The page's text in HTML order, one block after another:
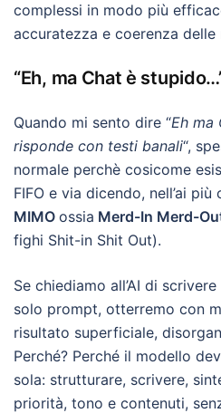
complessi in modo più
accuratezza e coerenza delle
“Eh, ma Chat è
Quando mi sento dire “Eh ma
risponde con testi banali“,
normale perchè cosicome
FIFO e via dicendo, nell’ai
MIMO ossia Merd-In Merd-
fighi Shit-in Shit Out).
Se chiediamo all’AI di
solo prompt, otterremo con
risultato superficiale,
Perché? Perché il modello
sola: strutturare, scrivere,
priorità, tono e contenuti,